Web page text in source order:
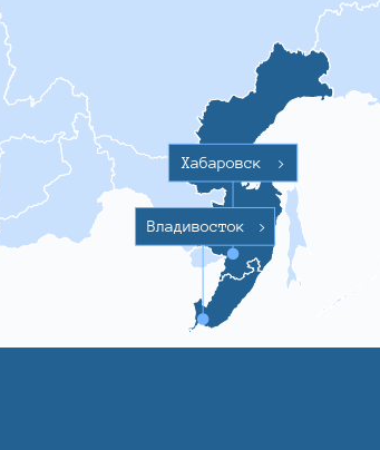
Хабаровск >
Владивосток >